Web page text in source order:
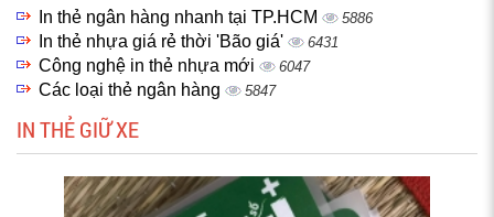
In thẻ ngân hàng nhanh tại TP.HCM 5886
In thẻ nhựa giá rẻ thời 'Bão giá' 6431
Công nghệ in thẻ nhựa mới 6047
Các loại thẻ ngân hàng 5847
IN THẺ GIỮ XE